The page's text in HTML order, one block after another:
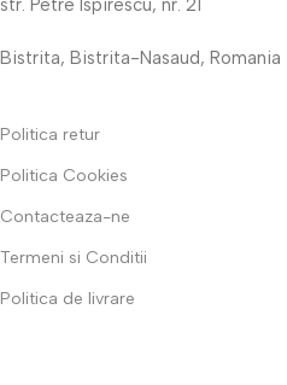
Bistrita, Bistrita-Nasaud, Romania
Politica retur
Politica Cookies
Contacteaza-ne
Termeni si Conditii
Politica de livrare